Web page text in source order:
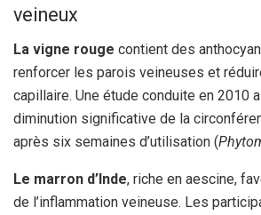
veineux
La vigne rouge contient des
renforcer les parois veineuses et
capillaire. Une étude conduite en 2010
diminution significative de la
après six semaines d’utilisation (
Le marron d’Inde, riche en aescine,
de l’inflammation veineuse. Les